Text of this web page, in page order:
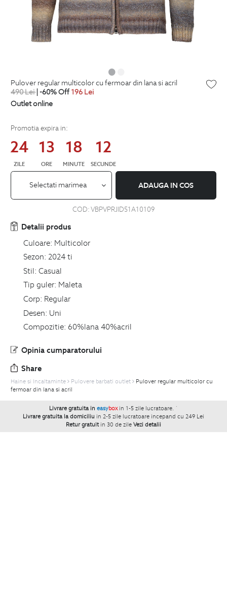
pulover regular multicolor cu fermoar din lana si acril
490Lei| -60% Off 196 Lei
Outlet online
Promotia expira in:
24
ZILE
13
ORE
18
MINUTE
11
SECUNDE
Selectati marimea ADAUGA IN COS
COD:VBPVPRJID51A10109
Detalii produs
Culoare: Multicolor
Sezon: 2024 ti
Stil: Casual
Tip guler: Maleta
Corp: Regular
Desen: Uni
Compozitie: 60%lana 40%acril
Opinia cumparatorului
Share
Haine si Incaltaminte Pulovere barbati outlet
Pulover regular multicolor cu
fermoar din lana si acril
Livrare gratuita in easybox in 1-5 zile lucratoare. `
Livrare gratuita la domiciliu in 2-5 zile lucratoare incepand cu 249 Lei
Retur gratuit in 30 de zile Vezi detalii